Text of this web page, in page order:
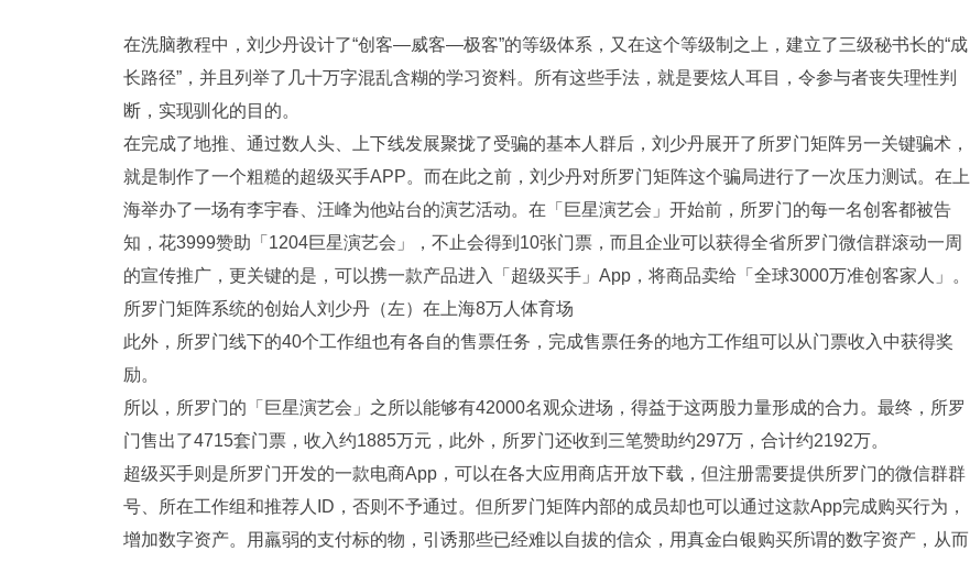
在洗脑教程中，刘少丹设计了“创客—威客—极客”的等级体系，又在这个等级制之上，建立了三级秘书长的“成
长路径”，并且列举了几十万字混乱含糊的学习资料。所有这些手法，就是要炫人耳目，令参与者丧失理性判
断，实现驯化的目的。
在完成了地推、通过数人头、上下线发展聚拢了受骗的基本人群后，刘少丹展开了所罗门矩阵另一关键骗术，
就是制作了一个粗糙的超级买手APP。而在此之前，刘少丹对所罗门矩阵这个骗局进行了一次压力测试。在上
海举办了一场有李宇春、汪峰为他站台的演艺活动。在「巨星演艺会」开始前，所罗门的每一名创客都被告
知，花3999赞助「1204巨星演艺会」，不止会得到10张门票，而且企业可以获得全省所罗门微信群滚动一周
的宣传推广，更关键的是，可以携一款产品进入「超级买手」App，将商品卖给「全球3000万准创客家人」。
所罗门矩阵系统的创始人刘少丹（左）在上海8万人体育场
此外，所罗门线下的40个工作组也有各自的售票任务，完成售票任务的地方工作组可以从门票收入中获得奖
励。
所以，所罗门的「巨星演艺会」之所以能够有42000名观众进场，得益于这两股力量形成的合力。最终，所罗
门售出了4715套门票，收入约1885万元，此外，所罗门还收到三笔赞助约297万，合计约2192万。
超级买手则是所罗门开发的一款电商App，可以在各大应用商店开放下载，但注册需要提供所罗门的微信群群
号、所在工作组和推荐人ID，否则不予通过。但所罗门矩阵内部的成员却也可以通过这款App完成购买行为，
增加数字资产。用羸弱的支付标的物，引诱那些已经难以自拔的信众，用真金白银购买所谓的数字资产，从而